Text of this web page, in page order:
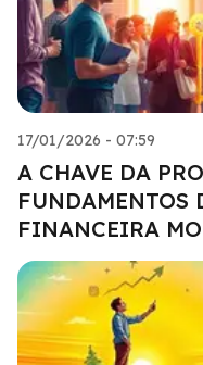
17/01/2026 - 07:59
A CHAVE DA
FUNDAMENTOS
FINANCEIRA